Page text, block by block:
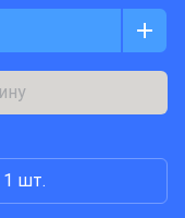
1 шт.